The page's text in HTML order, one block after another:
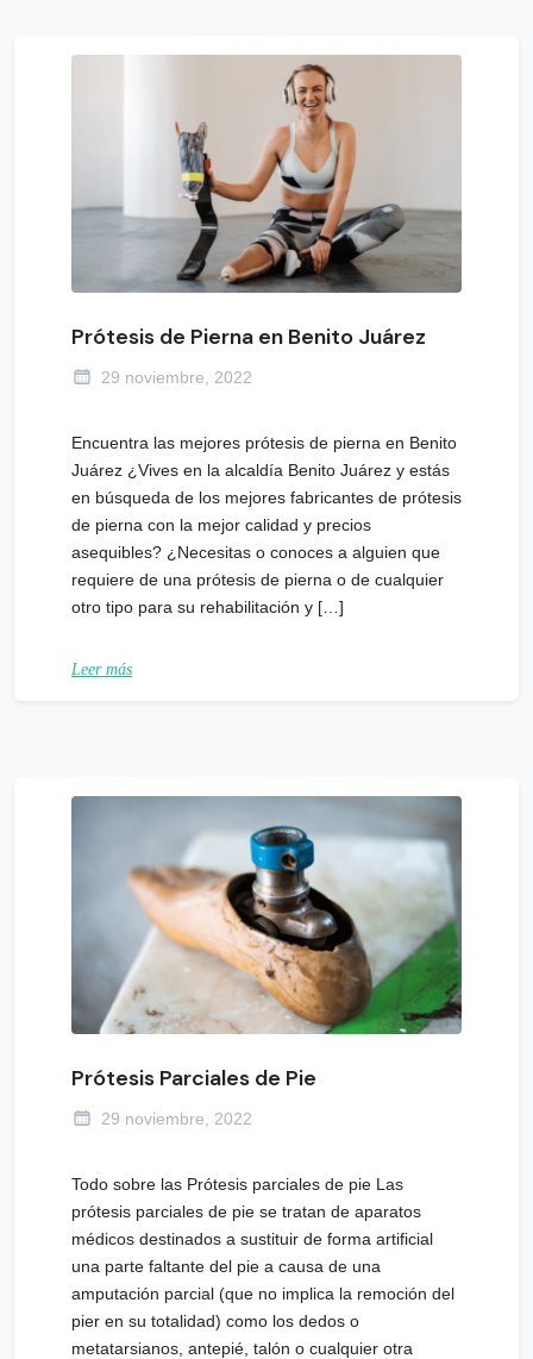
Prótesis de Pierna en Benito Juárez
29 noviembre, 2022
Encuentra las mejores prótesis de pierna en Benito
Juárez ¿Vives en la alcaldía Benito Juárez y estás
en búsqueda de los mejores fabricantes de prótesis
de pierna con la mejor calidad y precios
asequibles? ¿Necesitas o conoces a alguien que
requiere de una prótesis de pierna o de cualquier
otro tipo para su rehabilitación y […]
Leer más
Prótesis Parciales de Pie
29 noviembre, 2022
Todo sobre las Prótesis parciales de pie Las
prótesis parciales de pie se tratan de aparatos
médicos destinados a sustituir de forma artificial
una parte faltante del pie a causa de una
amputación parcial (que no implica la remoción del
pier en su totalidad) como los dedos o
metatarsianos, antepié, talón o cualquier otra